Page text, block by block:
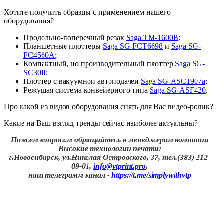
Хотите получить образцы с применением нашего
оборудования?
Продольно-поперечный резак Saga TM-1600B;
Планшетные плоттеры Saga SG-FCT6698 и Saga SG-
FC4560A;
Компактный, но производительный плоттер Saga SG-
SC30II;
Плоттер с вакуумной автоподачей Saga SG-ASC1907a;
Режущая система конвейерного типа Saga SG-ASF420.
Про какой из видов оборудования снять для Вас видео-ролик?
Какие на Ваш взгляд тренды сейчас наиболее актуальны?
По всем вопросам обращайтесь к менеджерам компании
Высокие технологии печати:
г.Новосибирск, ул.Николая Островского, 37, тел.(383) 212-
09-01, info@vtprint.pro,
наш телеграмм канал - https://t.me/simplywithvtp